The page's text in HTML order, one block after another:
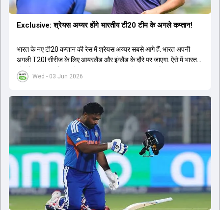
Wed - 03 Jun 2026
Exclusive: श्रेयस अय्यर होंगे भारतीय टी20 टीम के अगले कप्तान!
भारत के नए टी20 कप्तान की रेस में श्रेयस अय्यर सबसे आगे हैं. भारत अपनी
अगली T20I सीरीज के लिए आयरलैंड और इंग्लैंड के दौरे पर जाएगा. ऐसे में भारत
को श्रेयस अय्यर के रूप में एक नया T20I कप्तान मिल सकता है.